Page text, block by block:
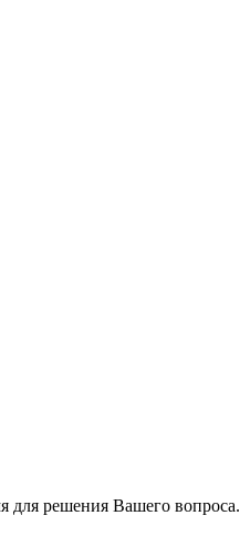
для решения Вашего вопроса.